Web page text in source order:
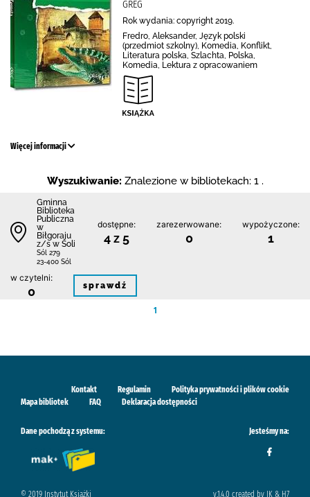
GREG
Rok wydania: copyright 2019.
Fredro, Aleksander, Język polski
(przedmiot szkolny), Komedia, Konflikt,
Literatura polska, Szlachta, Polska,
Komedia, Lektura z opracowaniem
Więcej informacji
Wyszukiwanie: Znalezione w bibliotekach: 1 .
Gminna
Biblioteka
Publiczna
w
Biłgoraju
z/s w Soli
Sól 279
23-400 Sól
dostępne:
4 z 5
zarezerwowane:
0
wypożyczone:
1
w czytelni:
0 sprawdź
1
Kontakt Regulamin
Polityka prywatności i plików cookie
Mapa bibliotek
FAQ Deklaracja dostępności
Dane pochodzą z systemu: Jesteśmy na:
© 2019 Instytut Książki v.1.4.0 created by IK & H7